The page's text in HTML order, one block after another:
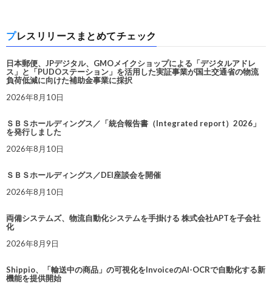
プレスリリースまとめてチェック
日本郵便、JPデジタル、GMOメイクショップによる「デジタルアドレ
ス」と「PUDOステーション」を活用した実証事業が国土交通省の物流
負荷低減に向けた補助金事業に採択
2026年8月10日
ＳＢＳホールディングス／「統合報告書（Integrated report）2026」
を発行しました
2026年8月10日
ＳＢＳホールディングス／DEI座談会を開催
2026年8月10日
両備システムズ、物流自動化システムを手掛ける 株式会社APTを子会社
化
2026年8月9日
Shippio、「輸送中の商品」の可視化をInvoiceのAI-OCRで自動化する新
機能を提供開始